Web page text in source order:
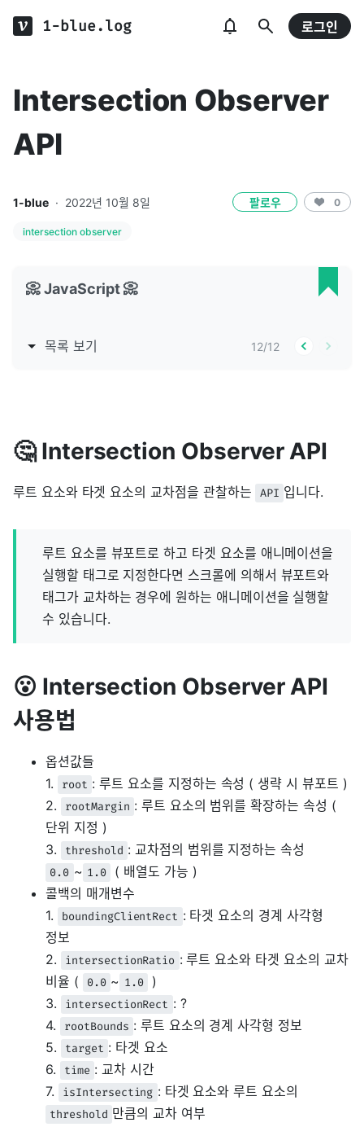
1-blue.log 로그인
Intersection Observer
API
1-blue · 2022년 10월 8일 팔로우 0
intersection observer
📀 JavaScript 📀
목록 보기 12/12
🤔 Intersection Observer API
루트 요소와 타겟 요소의 교차점을 관찰하는 API 입니다.
루트 요소를 뷰포트로 하고 타겟 요소를 애니메이션을
실행할 태그로 지정한다면 스크롤에 의해서 뷰포트와
태그가 교차하는 경우에 원하는 애니메이션을 실행할
수 있습니다.
😮 Intersection Observer API
사용법
옵션값들
1.
root : 루트 요소를 지정하는 속성 ( 생략 시 뷰포트 )
2.
rootMargin : 루트 요소의 범위를 확장하는 속성 (
단위 지정 )
3.
threshold : 교차점의 범위를 지정하는 속성
0.0 ~ 1.0
( 배열도 가능 )
콜백의 매개변수
1.
boundingClientRect : 타겟 요소의 경계 사각형
정보
2.
intersectionRatio : 루트 요소와 타겟 요소의 교차
비율 (
0.0 ~ 1.0
)
3.
intersectionRect : ?
4.
rootBounds : 루트 요소의 경계 사각형 정보
5.
target : 타겟 요소
6.
time : 교차 시간
7.
isIntersecting : 타겟 요소와 루트 요소의
threshold 만큼의 교차 여부